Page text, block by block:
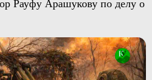
Рауфу Арашукову по делу о